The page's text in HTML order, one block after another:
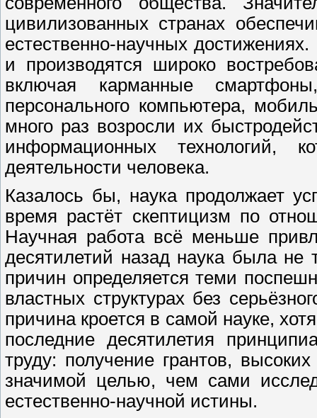
цивилизованных странах
естественно-научных
и производятся широко
включая карманные
персонального компьютера,
много раз возросли их
информационных технологий,
деятельности человека.
Казалось бы, наука продолжает
время растёт скептицизм по
Научная работа всё меньше
десятилетий назад наука была
причин определяется теми
властных структурах без
причина кроется в самой науке,
последние десятилетия
труду: получение грантов,
значимой целью, чем сами
естественно-научной истины.